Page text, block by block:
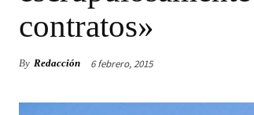
contratos»
By Redacción 6 febrero, 2015